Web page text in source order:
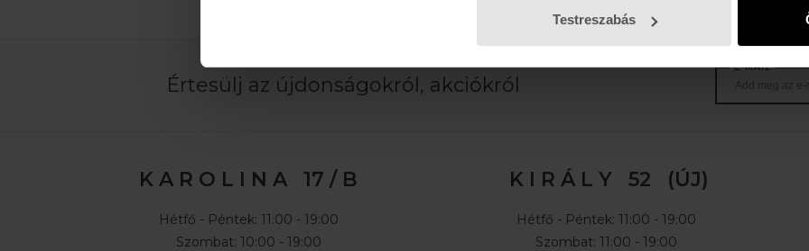
Testreszabás
Értesülj az újdonságokról, akciókról
E-MAIL
K A R O L I N A 17 / B
Hétfő - Péntek: 11:00 - 19:00
Szombat: 10:00 - 19:00
K I R Á L Y 52 (ÚJ)
Hétfő - Péntek: 11:00 - 19:00
Szombat: 11:00 - 19:00